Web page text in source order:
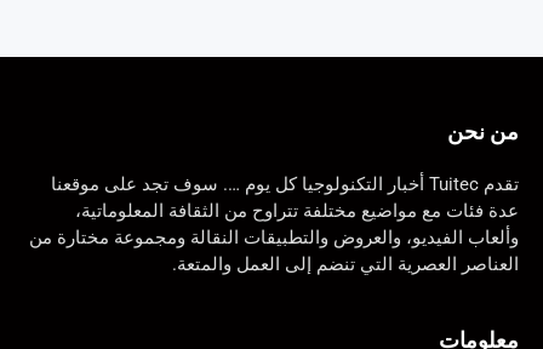
من نحن
تقدم Tuitec أخبار التكنولوجيا كل يوم …. سوف تجد على موقعنا
عدة فئات مع مواضيع مختلفة تتراوح من الثقافة المعلوماتية،
وألعاب الفيديو، والعروض والتطبيقات النقالة ومجموعة مختارة من
العناصر العصرية التي تنضم إلى العمل والمتعة.
معلومات